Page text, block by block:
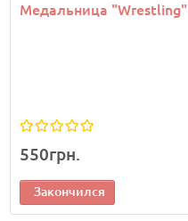
Медальница "Wrestling"
550грн.
Закончился